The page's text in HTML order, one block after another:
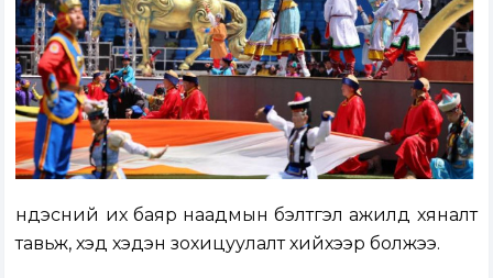
Үндэсний их баяр наадмын бэлтгэл ажилд хяналт
тавьж, хэд хэдэн зохицуулалт хийхээр болжээ.